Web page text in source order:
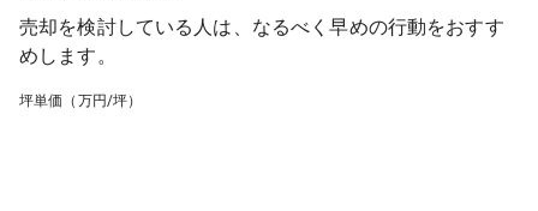
売却を検討している人は、なるべく早めの行動をおすす
めします。
坪単価（万円/坪）